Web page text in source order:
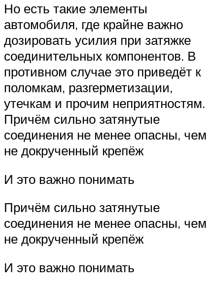
Но есть такие элементы
автомобиля, где крайне важно
дозировать усилия при затяжке
соединительных компонентов. В
противном случае это приведёт к
поломкам, разгерметизации,
утечкам и прочим неприятностям.
Причём сильно затянутые
соединения не менее опасны, чем
не докрученный крепёж
И это важно понимать
Причём сильно затянутые
соединения не менее опасны, чем
не докрученный крепёж
И это важно понимать